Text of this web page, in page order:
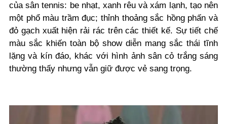
của sân tennis: be nhạt, xanh rêu và xám lạnh, tạo nên
một phổ màu trầm đục; thỉnh thoảng sắc hồng phấn và
đỏ gạch xuất hiện rải rác trên các thiết kế. Sự tiết chế
màu sắc khiến toàn bộ show diễn mang sắc thái tĩnh
lặng và kín đáo, khác với hình ảnh sân cỏ trắng sáng
thường thấy nhưng vẫn giữ được vẻ sang trọng.